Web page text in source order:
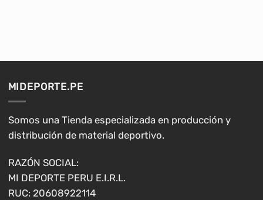
elegir
en
MIDEPORTE.PE
Somos una Tienda especializada en producción y
distribución de material deportivo.
RAZÓN SOCIAL:
MI DEPORTE PERU E.I.R.L.
RUC: 20608922114